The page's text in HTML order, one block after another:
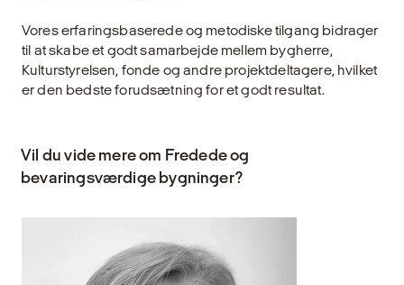
Vores erfaringsbaserede og metodiske tilgang bidrager
til at skabe et godt samarbejde mellem bygherre,
Kulturstyrelsen, fonde og andre projektdeltagere, hvilket
er den bedste forudsætning for et godt resultat.
Vil du vide mere om Fredede og
bevaringsværdige bygninger?